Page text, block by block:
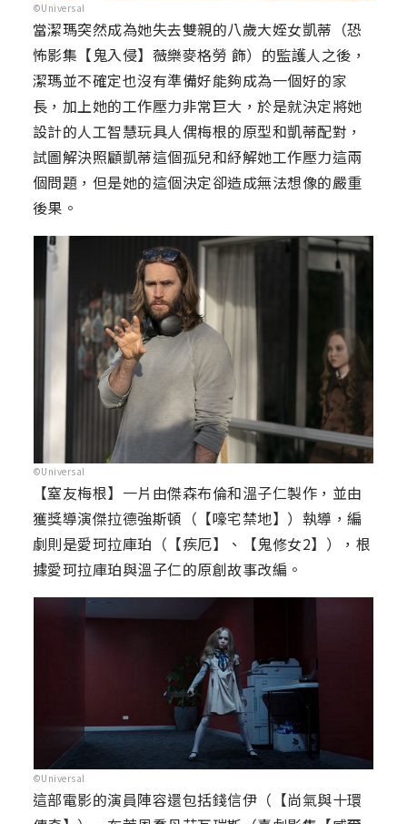
©Universal
當潔瑪突然成為她失去雙親的八歲大姪女凱蒂（恐
怖影集【鬼入侵】薇樂麥格勞 飾）的監護人之後，
潔瑪並不確定也沒有準備好能夠成為一個好的家
長，加上她的工作壓力非常巨大，於是就決定將她
設計的人工智慧玩具人偶梅根的原型和凱蒂配對，
試圖解決照顧凱蒂這個孤兒和紓解她工作壓力這兩
個問題，但是她的這個決定卻造成無法想像的嚴重
後果。
©Universal
【窒友梅根】一片由傑森布倫和溫子仁製作，並由
獲獎導演傑拉德強斯頓（【嚎宅禁地】）執導，編
劇則是愛珂拉庫珀（【疾厄】、【鬼修女2】），根
據愛珂拉庫珀與溫子仁的原創故事改編。
©Universal
這部電影的演員陣容還包括錢信伊（【尚氣與十環